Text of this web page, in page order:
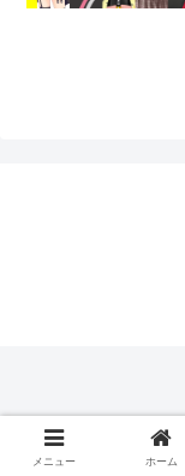
メニュー ホーム